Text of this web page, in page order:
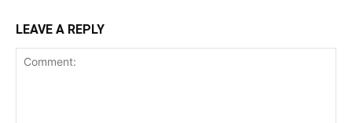
LEAVE A REPLY